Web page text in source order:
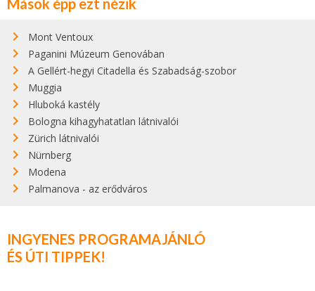
Mások épp ezt nézik
Mont Ventoux
Paganini Múzeum Genovában
A Gellért-hegyi Citadella és Szabadság-szobor
Muggia
Hluboká kastély
Bologna kihagyhatatlan látnivalói
Zürich látnivalói
Nürnberg
Modena
Palmanova - az erődváros
INGYENES PROGRAMAJÁNLÓ
ÉS ÚTI TIPPEK!